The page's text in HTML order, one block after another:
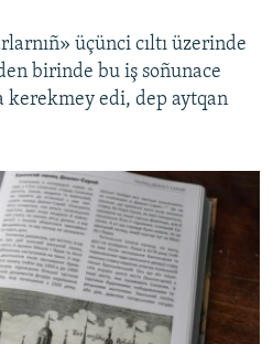
üçünci cıltı üzerinde
birinde bu iş soñunace
kerekmey edi, dep aytqan